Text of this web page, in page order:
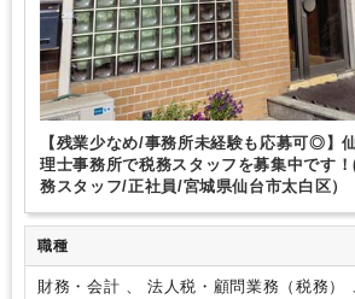
【残業少なめ/事務所未経験も応募可◎】
理士事務所で税務スタッフを募集中です
務スタッフ/正社員/宮城県仙台市太白区）
職種
財務・会計 、 法人税・顧問業務（税務） 、 相続・事業承継